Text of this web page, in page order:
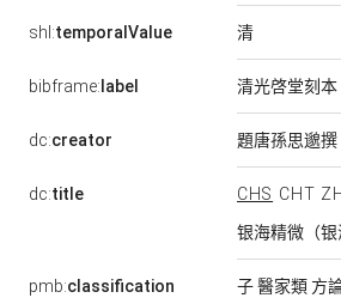
shl:temporalValue 清
bibframe: label 清光啓堂刻本
dc:creator 題唐孫思邈撰
dc:title CHS CHT
银海精微（
pmb:classification 子 醫家類 方